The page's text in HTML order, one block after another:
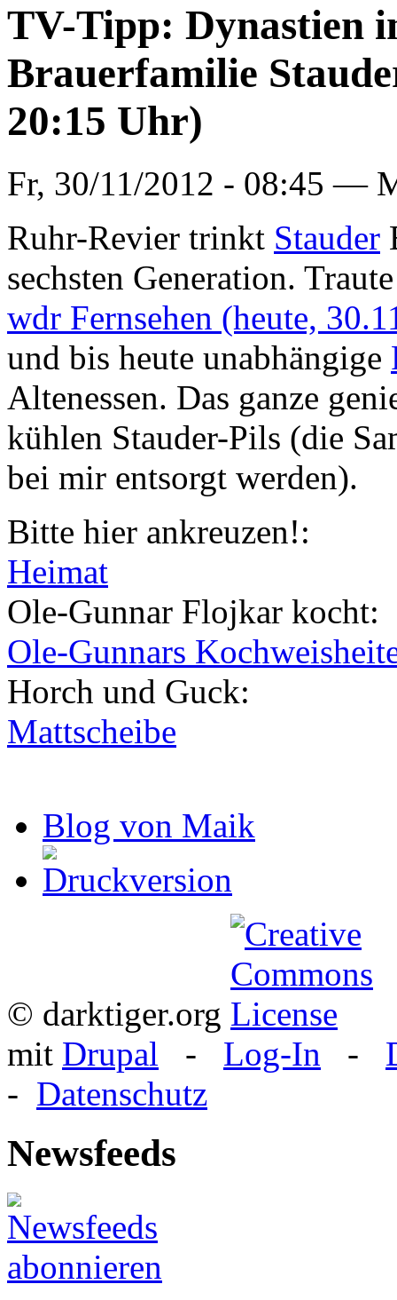
TV-Tipp: Dynastien
Brauerfamilie
20:15 Uhr)
Fr, 30/11/2012 - 08:45 —
Ruhr-Revier trinkt Stauder
sechsten Generation.
wdr Fernsehen (heute,
und bis heute unabhängige
Altenessen. Das ganze
kühlen Stauder-Pils (die
bei mir entsorgt werden).
Bitte hier ankreuzen!:
Heimat
Ole-Gunnar Flojkar kocht:
Ole-Gunnars
Horch und Guck:
Mattscheibe
Blog von Maik
© darktiger.org
mit Drupal - Log-In -
- Datenschutz
Newsfeeds